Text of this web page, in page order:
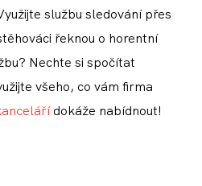
službu sledování přes
řeknou o horentní
Nechte si spočítat
všeho, co vám firma
dokáže nabídnout!